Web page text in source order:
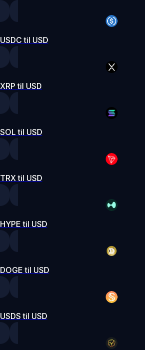
USDC til USD
XRP til USD
SOL til USD
TRX til USD
HYPE til USD
DOGE til USD
USDS til USD